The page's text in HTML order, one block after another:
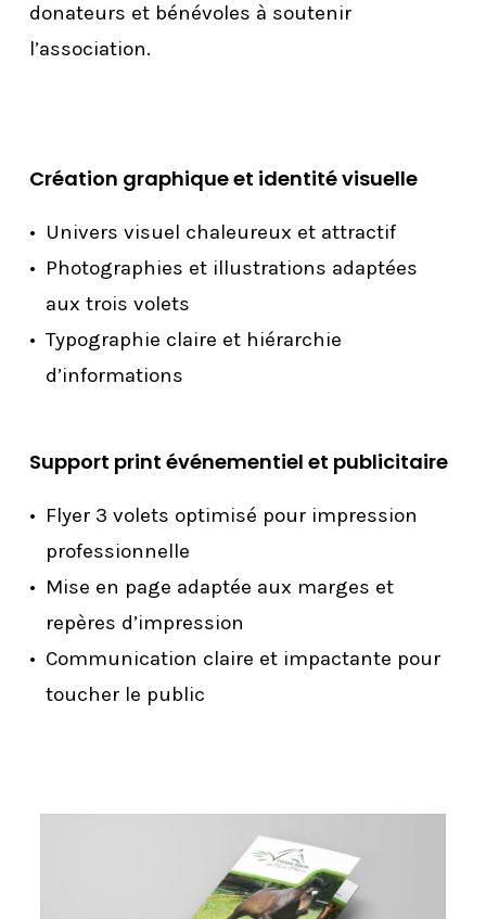
donateurs et bénévoles à soutenir
l’association.
Création graphique et identité visuelle
Univers visuel chaleureux et attractif
Photographies et illustrations adaptées
aux trois volets
Typographie claire et hiérarchie
d’informations
Support print événementiel et publicitaire
Flyer 3 volets optimisé pour impression
professionnelle
Mise en page adaptée aux marges et
repères d’impression
Communication claire et impactante pour
toucher le public